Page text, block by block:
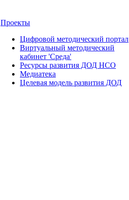
Проекты
Цифровой методический портал
Виртуальный методический
кабинет 'Среда'
Ресурсы развития ДОД НСО
Медиатека
Целевая модель развития ДОД